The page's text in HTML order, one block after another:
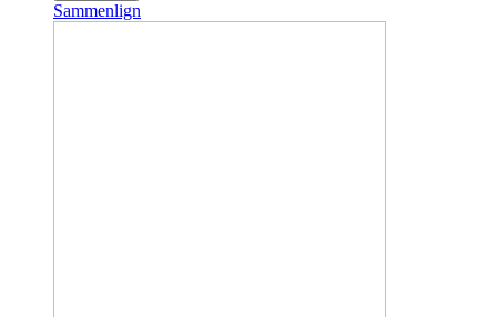
Sammenlign